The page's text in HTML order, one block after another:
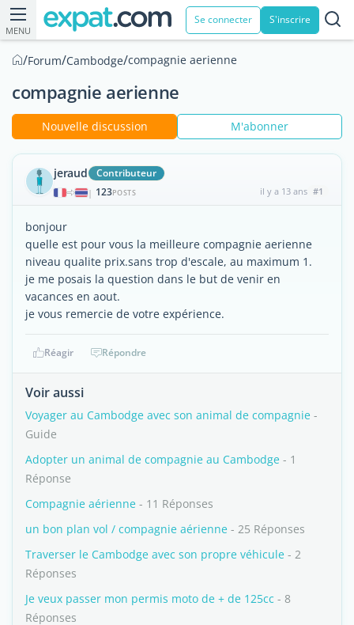
MENU
Se connecter S'inscrire
/Forum/Cambodge/compagnie aerienne
compagnie aerienne
Nouvelle discussion M'abonner
jeraud Contributeur
| 123POSTS il y a 13 ans #1
bonjour
quelle est pour vous la meilleure compagnie aerienne
niveau qualite prix.sans trop d'escale, au maximum 1.
je me posais la question dans le but de venir en
vacances en aout.
je vous remercie de votre expérience.
Réagir Répondre
Voir aussi
Voyager au Cambodge avec son animal de compagnie -
Guide
Adopter un animal de compagnie au Cambodge - 1
Réponse
Compagnie aérienne - 11 Réponses
un bon plan vol / compagnie aérienne - 25 Réponses
Traverser le Cambodge avec son propre véhicule - 2
Réponses
Je veux passer mon permis moto de + de 125cc - 8
Réponses